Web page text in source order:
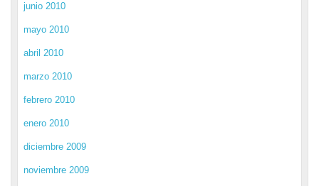
junio 2010
mayo 2010
abril 2010
marzo 2010
febrero 2010
enero 2010
diciembre 2009
noviembre 2009